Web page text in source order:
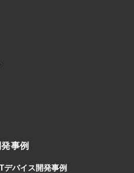
発事例
デバイス開発事例